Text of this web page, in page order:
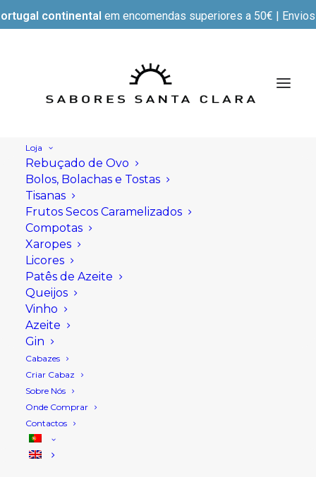
continental em encomendas superiores a 50€ |
Loja
Rebuçado de Ovo
Bolos, Bolachas e Tostas
Tisanas
Frutos Secos Caramelizados
Compotas
Xaropes
Licores
Patês de Azeite
Queijos
Vinho
Azeite
Gin
Cabazes
Criar Cabaz
Sobre Nós
Onde Comprar
Contactos